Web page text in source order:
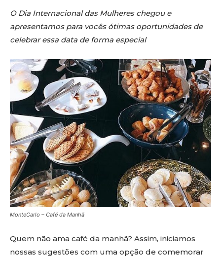
O Dia Internacional das Mulheres chegou e
apresentamos para vocês ótimas oportunidades de
celebrar essa data de forma especial
MonteCarlo – Café da Manhã
Quem não ama café da manhã? Assim, iniciamos
nossas sugestões com uma opção de comemorar